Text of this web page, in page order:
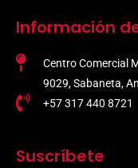
Información
Centro Comercial
9029, Sabaneta,
+57 317 440 8721
Suscríbete